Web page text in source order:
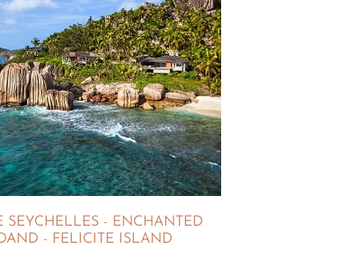
SEYCHELLES - ENCHANTED
- FELICITE ISLAND